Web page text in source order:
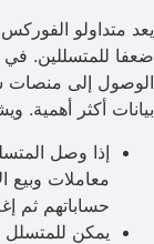
يعد متداولو
ضعفا للمتسللين. في
الوصول إلى منصات
بيانات أكثر أهمية.
إذا وصل
معاملات وبيع
حساباتهم ثم
يمكن